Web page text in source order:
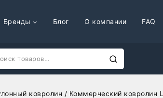
Бренды Блог О компании FAQ
ковролин / Коммерческий ковролин